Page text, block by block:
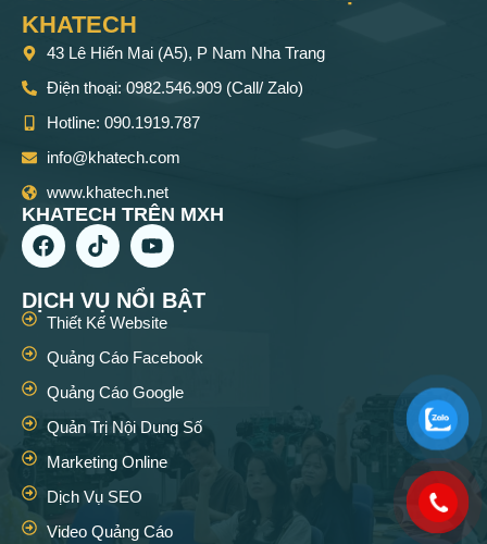
KHATECH
43 Lê Hiến Mai (A5), P Nam Nha Trang
Điện thoại: 0982.546.909 (Call/ Zalo)
Hotline: 090.1919.787
info@khatech.com
www.khatech.net
KHATECH TRÊN MXH
DỊCH VỤ NỔI BẬT
Thiết Kế Website
Quảng Cáo Facebook
Quảng Cáo Google
Quản Trị Nội Dung Số
Marketing Online
Dịch Vụ SEO
Video Quảng Cáo